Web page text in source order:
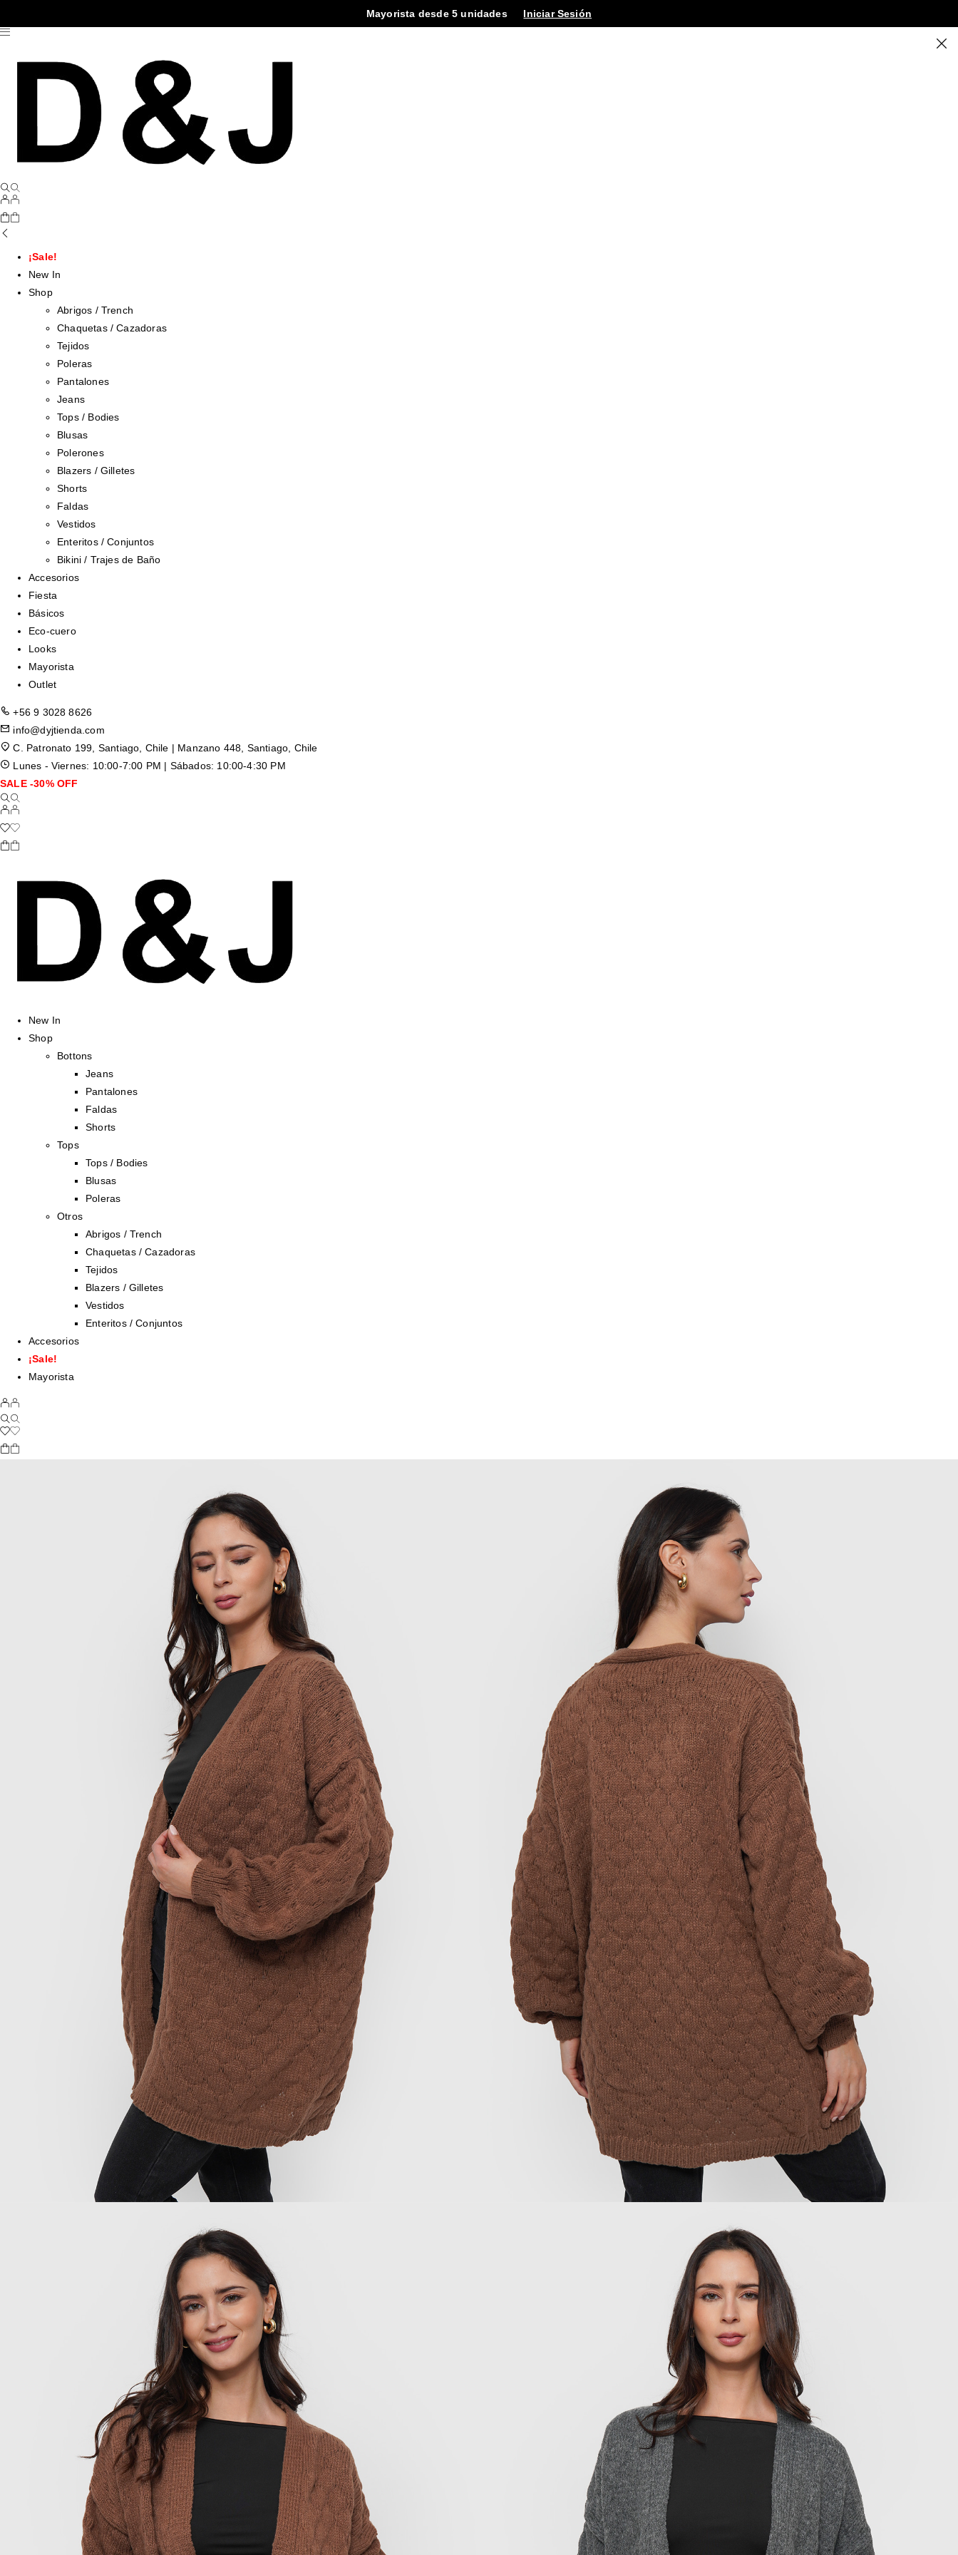
Mayorista desde 5 unidades Iniciar Sesión
¡Sale!
New In
Shop
Abrigos / Trench
Chaquetas / Cazadoras
Tejidos
Poleras
Pantalones
Jeans
Tops / Bodies
Blusas
Polerones
Blazers / Gilletes
Shorts
Faldas
Vestidos
Enteritos / Conjuntos
Bikini / Trajes de Baño
Accesorios
Fiesta
Básicos
Eco-cuero
Looks
Mayorista
Outlet
+56 9 3028 8626
info@dyjtienda.com
C. Patronato 199, Santiago, Chile | Manzano 448, Santiago, Chile
Lunes - Viernes: 10:00-7:00 PM | Sábados: 10:00-4:30 PM
SALE -30% OFF
New In
Shop
Bottons
Jeans
Pantalones
Faldas
Shorts
Tops
Tops / Bodies
Blusas
Poleras
Otros
Abrigos / Trench
Chaquetas / Cazadoras
Tejidos
Blazers / Gilletes
Vestidos
Enteritos / Conjuntos
Accesorios
¡Sale!
Mayorista